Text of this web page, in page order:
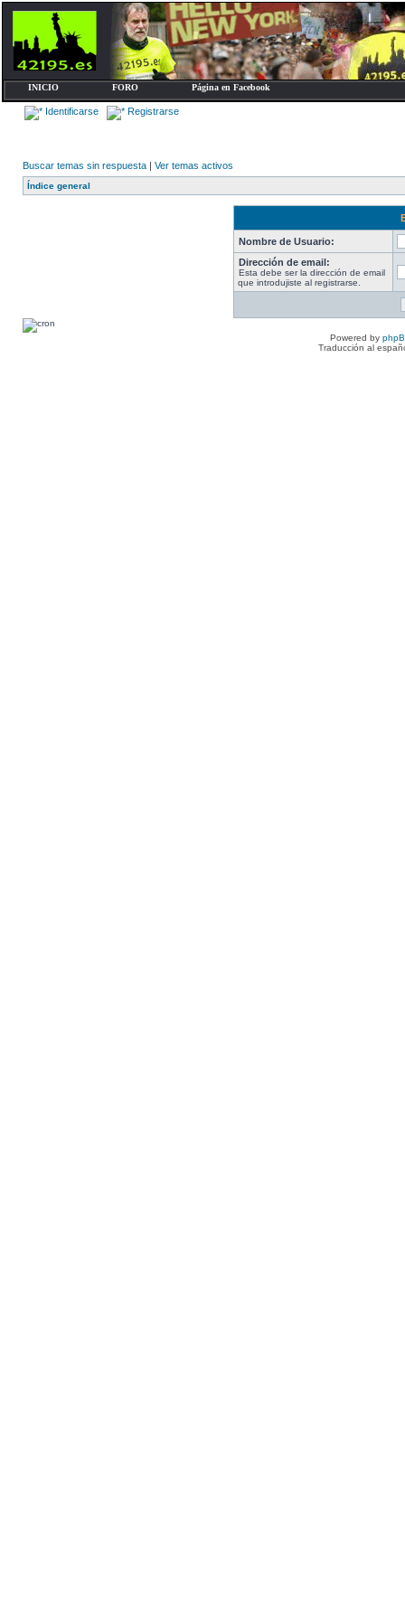
INICIO FORO Página en Facebook
Identificarse Registrarse
Buscar temas sin respuesta | Ver temas activos
Índice general
Nombre de Usuario:
Dirección de email:
Esta debe ser la dirección de email
que introdujiste al registrarse.
Powered by
Traducción al